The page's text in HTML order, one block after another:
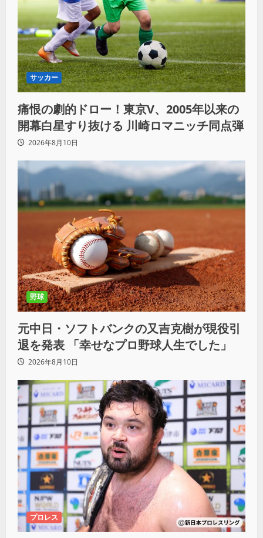
サッカー
痛恨の劇的ドロー！東京V、2005年以来の
開幕白星すり抜ける 川崎ロマニッチ同点弾
2026年8月10日
野球
元中日・ソフトバンクの又吉克樹が現役引
退を発表 「幸せなプロ野球人生でした」
2026年8月10日
プロレス